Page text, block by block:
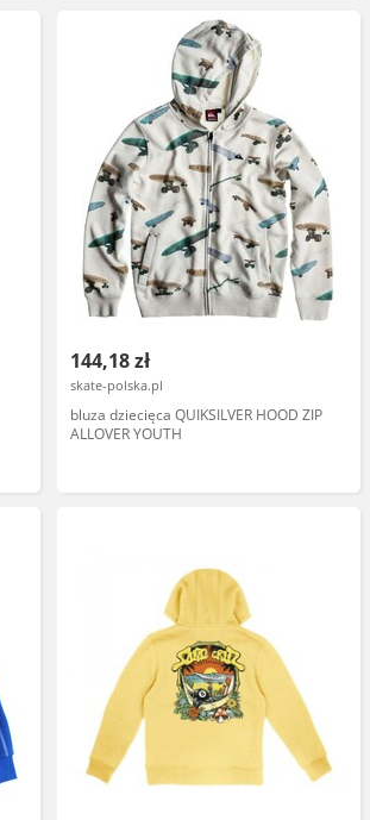
144,18 zł
skate-polska.pl
bluza dziecięca QUIKSILVER HOOD ZIP
ALLOVER YOUTH